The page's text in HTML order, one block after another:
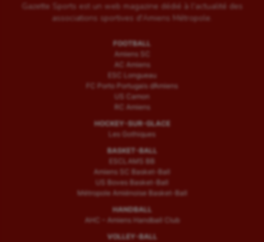
Gazette Sports est un web magazine dédié à l'actualité des
associations sportives d'Amiens Métropole.
FOOTBALL
Amiens SC
AC Amiens
ESC Longueau
FC Porto Portugais d’Amiens
US Camon
RC Amiens
HOCKEY-SUR-GLACE
Les Gothiques
BASKET-BALL
ESCLAMS BB
Amiens SC Basket-Ball
US Boves Basket-Ball
Métropole Amiénoise Basket-Ball
HANDBALL
AHC – Amiens Handball Club
VOLLEY-BALL